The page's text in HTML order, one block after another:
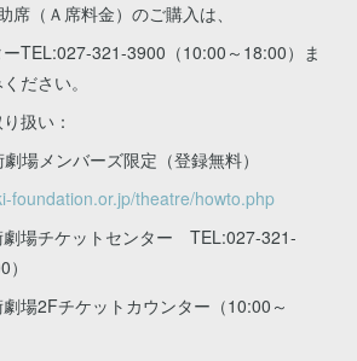
（Ａ席料金）のご購入は、
321-3900（10:00～18:00）ま
ださい。
扱い：
メンバーズ限定（登録無料）
foundation.or.jp/theatre/howto.php
場チケットセンター TEL:027-321-
2Fチケットカウンター（10:00～